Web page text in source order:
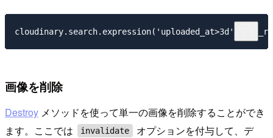
画像を削除
Destroy メソッドを使って単一の画像を削除することができ
ます。ここでは
invalidate
オプションを付与して、デ